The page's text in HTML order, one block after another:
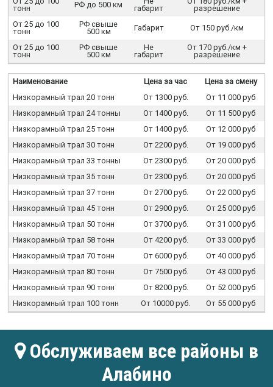
тонн
РФ до 500 км
габарит
разрешение
От 25 до 100
тонн
РФ свыше
500 км
Габарит От 150 руб./км
От 25 до 100
тонн
РФ свыше
500 км
Не
габарит
От 170 руб./км +
разрешение
Наименование Цена за час
Цена за смену
Низкорамный трал 20 тонн
От 1300 руб.
От 11 000 руб
Низкорамный трал 24 тонны
От 1400 руб.
От 11 500 руб
Низкорамный трал 25 тонн
От 1400 руб.
От 12 000 руб
Низкорамный трал 30 тонн
От 2200 руб.
От 19 000 руб
Низкорамный трал 33 тонны
От 2300 руб.
От 20 000 руб
Низкорамный трал 35 тонн
От 2300 руб.
От 20 000 руб
Низкорамный трал 37 тонн
От 2700 руб.
От 22 000 руб
Низкорамный трал 45 тонн
От 2900 руб.
От 25 000 руб
Низкорамный трал 50 тонн
От 3700 руб.
От 31 000 руб
Низкорамный трал 58 тонн
От 4200 руб.
От 33 000 руб
Низкорамный трал 70 тонн
От 6000 руб.
От 40 000 руб
Низкорамный трал 80 тонн
От 7500 руб.
От 43 000 руб
Низкорамный трал 90 тонн
От 8200 руб.
От 52 000 руб
Низкорамный трал 100 тонн
От 10000 руб. От 55 000 руб
Обслуживаем все районы в
Алабино